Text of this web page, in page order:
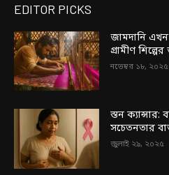
EDITOR PICKS
জামদানি এখন
গ্রামীণ
নভেম্বর ১৮, ২০২৫
স্তন
সচেতনতার
জুলাই ২৯, ২০২৫